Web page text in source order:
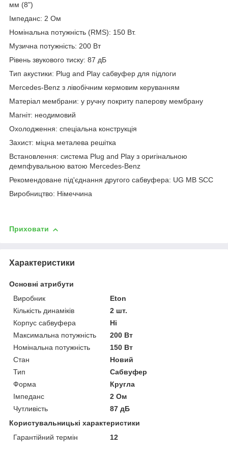
мм (8")
Імпеданс: 2 Ом
Номінальна потужність (RMS): 150 Вт.
Музична потужність: 200 Вт
Рівень звукового тиску: 87 дБ
Тип акустики: Plug and Play сабвуфер для підлоги
Mercedes-Benz з лівобічним кермовим керуванням
Матеріал мембрани: у ручну покриту паперову мембрану
Магніт: неодимовий
Охолодження: спеціальна конструкція
Захист: міцна металева решітка
Встановлення: система Plug and Play з оригінальною
демпфувальною ватою Mercedes-Benz
Рекомендоване під'єднання другого сабвуфера: UG MB SCC
Виробництво: Німеччина
Приховати
Характеристики
Основні атрибути
Виробник
Eton
Кількість динаміків
2 шт.
Корпус сабвуфера
Ні
Максимальна потужність
200 Вт
Номінальна потужність
150 Вт
Стан
Новий
Тип
Сабвуфер
Форма
Кругла
Імпеданс
2 Ом
Чутливість
87 дБ
Користувальницькі характеристики
Гарантійний термін
12